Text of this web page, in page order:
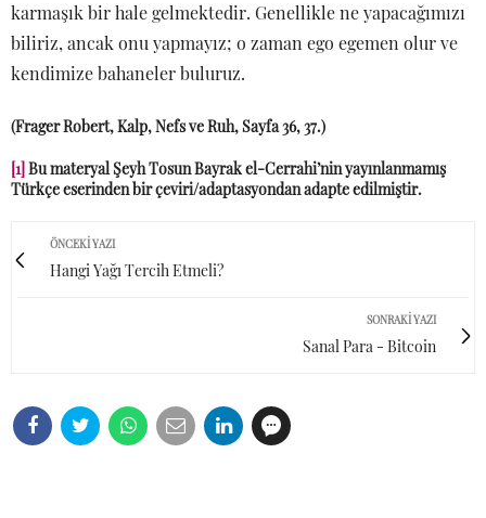
karmaşık bir hale gelmektedir. Genellikle ne yapacağımızı
biliriz, ancak onu yapmayız; o zaman ego egemen olur ve
kendimize bahaneler buluruz.
(Frager Robert, Kalp, Nefs ve Ruh, Sayfa 36, 37.)
[1]Bu materyal Şeyh Tosun Bayrak el-Cerrahi’nin yayınlanmamış
Türkçe eserinden bir çeviri/adaptasyondan adapte edilmiştir.
ÖNCEKI YAZI
Hangi Yağı Tercih Etmeli?
SONRAKI YAZI
Sanal Para - Bitcoin